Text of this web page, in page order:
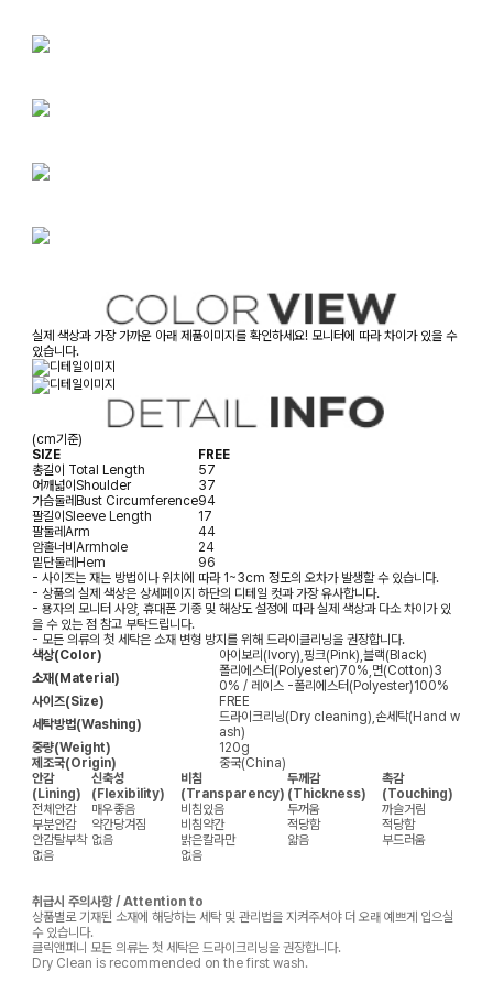
실제 색상과 가장 가까운 아래 제품이미지를 확인하세요! 모니터에 따라 차이가 있을 수
있습니다.
(cm기준)
SIZE
FREE
총길이 Total Length
57
어깨넓이Shoulder
37
가슴둘레Bust Circumference94
팔길이Sleeve Length
17
팔둘레Arm
44
암홀너비Armhole
24
밑단둘레Hem
96
- 사이즈는 재는 방법이나 위치에 따라 1~3cm 정도의 오차가 발생할 수 있습니다.
- 상품의 실제 색상은 상세페이지 하단의 디테일 컷과 가장 유사합니다.
- 용자의 모니터 사양, 휴대폰 기종 및 해상도 설정에 따라 실제 색상과 다소 차이가 있
을 수 있는 점 참고 부탁드립니다.
- 모든 의류의 첫 세탁은 소재 변형 방지를 위해 드라이클리닝을 권장합니다.
색상(Color)
아이보리(Ivory),핑크(Pink),블랙(Black)
소재(Material)
폴리에스터(Polyester)70%,면(Cotton)3
0% / 레이스 -폴리에스터(Polyester)100%
사이즈(Size)
FREE
세탁방법(Washing)
드라이크리닝(Dry cleaning),손세탁(Hand w
ash)
중량(Weight)
120g
제조국(Origin)
중국(China)
안감
(Lining)
신축성
(Flexibility)
비침
(Transparency)
두께감
(Thickness)
촉감
(Touching)
전체안감
매우좋음 비침있음 두꺼움
까슬거림
부분안감
약간당겨짐 비침약간 적당함
적당함
안감탈부착 없음 밝은칼라만 얇음
부드러움
없음
없음
취급시 주의사항 / Attention to
상품별로 기재된 소재에 해당하는 세탁 및 관리법을 지켜주셔야 더 오래 예쁘게 입으실
수 있습니다.
클릭앤퍼니 모든 의류는 첫 세탁은 드라이크리닝을 권장합니다.
Dry Clean is recommended on the first wash.